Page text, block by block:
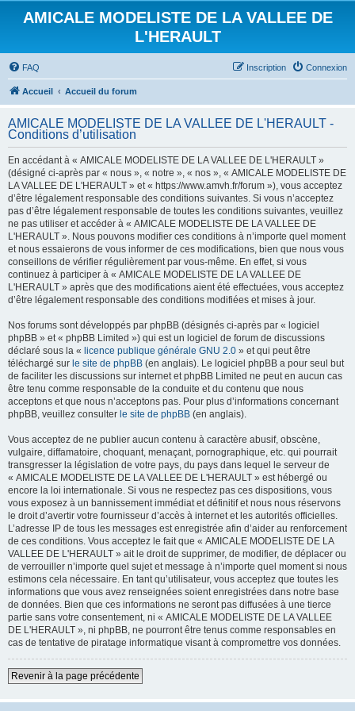
AMICALE MODELISTE DE LA VALLEE DE
L'HERAULT
FAQ Connexion
Inscription
Accueil Accueil du forum
AMICALE MODELISTE DE LA VALLEE DE L'HERAULT -
Conditions d’utilisation
En accédant à « AMICALE MODELISTE DE LA VALLEE DE L'HERAULT »
(désigné ci-après par « nous », « notre », « nos », « AMICALE MODELISTE DE
LA VALLEE DE L'HERAULT » et « https://www.amvh.fr/forum »), vous acceptez
d’être légalement responsable des conditions suivantes. Si vous n’acceptez
pas d’être légalement responsable de toutes les conditions suivantes, veuillez
ne pas utiliser et accéder à « AMICALE MODELISTE DE LA VALLEE DE
L'HERAULT ». Nous pouvons modifier ces conditions à n’importe quel moment
et nous essaierons de vous informer de ces modifications, bien que nous vous
conseillons de vérifier régulièrement par vous-même. En effet, si vous
continuez à participer à « AMICALE MODELISTE DE LA VALLEE DE
L'HERAULT » après que des modifications aient été effectuées, vous acceptez
d’être légalement responsable des conditions modifiées et mises à jour.
Nos forums sont développés par phpBB (désignés ci-après par « logiciel
phpBB » et « phpBB Limited ») qui est un logiciel de forum de discussions
déclaré sous la « licence publique générale GNU 2.0 » et qui peut être
téléchargé sur le site de phpBB (en anglais). Le logiciel phpBB a pour seul but
de faciliter les discussions sur internet et phpBB Limited ne peut en aucun cas
être tenu comme responsable de la conduite et du contenu que nous
acceptons et que nous n’acceptons pas. Pour plus d’informations concernant
phpBB, veuillez consulter le site de phpBB (en anglais).
Vous acceptez de ne publier aucun contenu à caractère abusif, obscène,
vulgaire, diffamatoire, choquant, menaçant, pornographique, etc. qui pourrait
transgresser la législation de votre pays, du pays dans lequel le serveur de
« AMICALE MODELISTE DE LA VALLEE DE L'HERAULT » est hébergé ou
encore la loi internationale. Si vous ne respectez pas ces dispositions, vous
vous exposez à un bannissement immédiat et définitif et nous nous réservons
le droit d’avertir votre fournisseur d’accès à internet et les autorités officielles.
L’adresse IP de tous les messages est enregistrée afin d’aider au renforcement
de ces conditions. Vous acceptez le fait que « AMICALE MODELISTE DE LA
VALLEE DE L'HERAULT » ait le droit de supprimer, de modifier, de déplacer ou
de verrouiller n’importe quel sujet et message à n’importe quel moment si nous
estimons cela nécessaire. En tant qu’utilisateur, vous acceptez que toutes les
informations que vous avez renseignées soient enregistrées dans notre base
de données. Bien que ces informations ne seront pas diffusées à une tierce
partie sans votre consentement, ni « AMICALE MODELISTE DE LA VALLEE
DE L'HERAULT », ni phpBB, ne pourront être tenus comme responsables en
cas de tentative de piratage informatique visant à compromettre vos données.
Revenir à la page précédente